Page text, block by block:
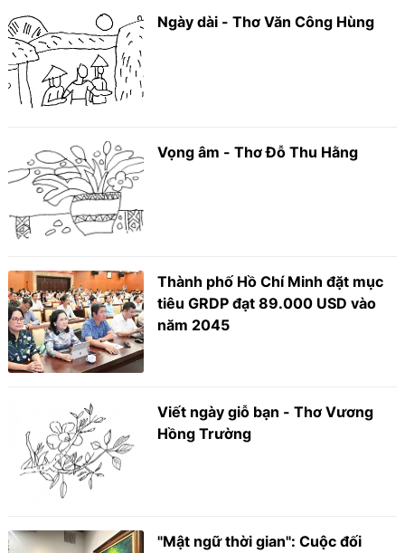
Ngày dài - Thơ Văn Công Hùng
Vọng âm - Thơ Đỗ Thu Hằng
Thành phố Hồ Chí Minh đặt mục
tiêu GRDP đạt 89.000 USD vào
năm 2045
Viết ngày giỗ bạn - Thơ Vương
Hồng Trường
"Mật ngữ thời gian": Cuộc đối